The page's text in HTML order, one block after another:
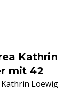
Kathrin
mit 42
Loewig